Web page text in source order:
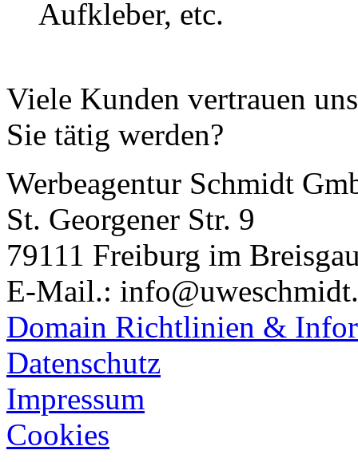
Aufkleber, etc.
Viele Kunden vertrauen
Sie tätig werden?
Werbeagentur Schmidt
St. Georgener Str. 9
79111 Freiburg im
E-Mail.:
Domain Richtlinien &
Datenschutz
Impressum
Cookies